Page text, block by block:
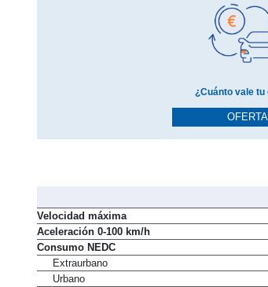
¿Cuánto vale tu
OFERTA
Velocidad máxima
Aceleración 0-100 km/h
Consumo NEDC
Extraurbano
Urbano